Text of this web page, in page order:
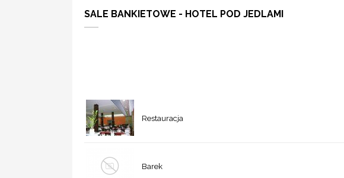
SALE BANKIETOWE - HOTEL POD JEDLAMI
Restauracja
Barek